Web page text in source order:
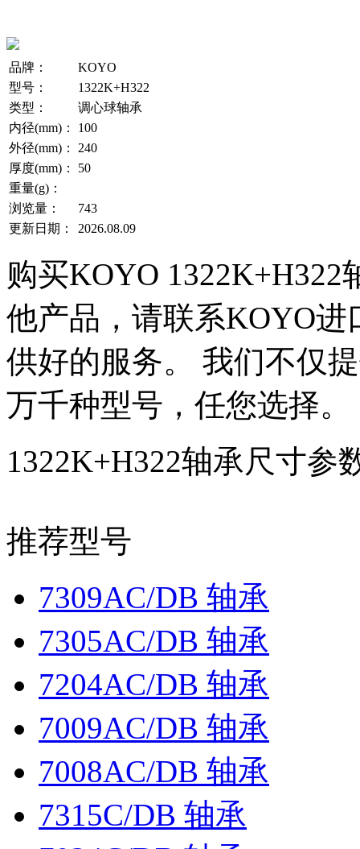
品牌：
KOYO
型号：
1322K+H322
类型：
调心球轴承
内径(mm)：
100
外径(mm)：
240
厚度(mm)：
50
重量(g)：
浏览量：
743
更新日期：
2026.08.09
购买KOYO 1322K+H322
他产品，请联系KOYO
供好的服务。 我们不仅
万千种型号，任您选择。
1322K+H322轴承尺寸参
推荐型号
7309AC/DB 轴承
7305AC/DB 轴承
7204AC/DB 轴承
7009AC/DB 轴承
7008AC/DB 轴承
7315C/DB 轴承